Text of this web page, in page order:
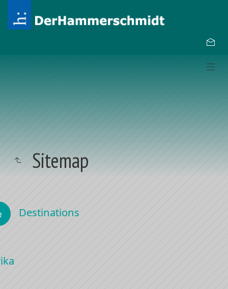
Sitemap
Destinations